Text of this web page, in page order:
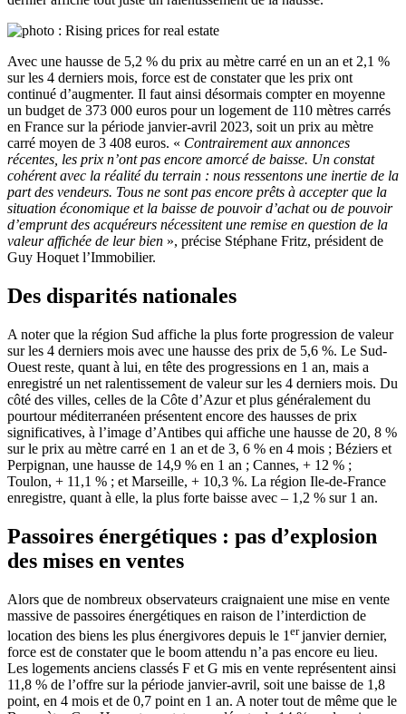
Avec une hausse de 5,2 % du prix au mètre carré en un an et 2,1 %
sur les 4 derniers mois, force est de constater que les prix ont
continué d’augmenter. Il faut ainsi désormais compter en moyenne
un budget de 373 000 euros pour un logement de 110 mètres carrés
en France sur la période janvier-avril 2023, soit un prix au mètre
carré moyen de 3 408 euros. « Contrairement aux annonces
récentes, les prix n’ont pas encore amorcé de baisse. Un constat
cohérent avec la réalité du terrain : nous ressentons une inertie de la
part des vendeurs. Tous ne sont pas encore prêts à accepter que la
situation économique et la baisse de pouvoir d’achat ou de pouvoir
d’emprunt des acquéreurs nécessitent une remise en question de la
valeur affichée de leur bien », précise Stéphane Fritz, président de
Guy Hoquet l’Immobilier.
Des disparités nationales
A noter que la région Sud affiche la plus forte progression de valeur
sur les 4 derniers mois avec une hausse des prix de 5,6 %. Le Sud-
Ouest reste, quant à lui, en tête des progressions en 1 an, mais a
enregistré un net ralentissement de valeur sur les 4 derniers mois. Du
côté des villes, celles de la Côte d’Azur et plus généralement du
pourtour méditerranéen présentent encore des hausses de prix
significatives, à l’image d’Antibes qui affiche une hausse de 20, 8 %
sur le prix au mètre carré en 1 an et de 3, 6 % en 4 mois ; Béziers et
Perpignan, une hausse de 14,9 % en 1 an ; Cannes, + 12 % ;
Toulon, + 11,1 % ; et Marseille, + 10,3 %. La région Ile-de-France
enregistre, quant à elle, la plus forte baisse avec – 1,2 % sur 1 an.
Passoires énergétiques : pas d’explosion
des mises en ventes
Alors que de nombreux observateurs craignaient une mise en vente
massive de passoires énergétiques en raison de l’interdiction de
location des biens les plus énergivores depuis le 1 erjanvier dernier,
force est de constater que le boom attendu n’a pas encore eu lieu.
Les logements anciens classés F et G mis en vente représentent ainsi
11,8 % de l’offre sur la période janvier-avril, soit une baisse de 1,8
point, en 4 mois et de 0,7 point en 1 an. A noter tout de même que le